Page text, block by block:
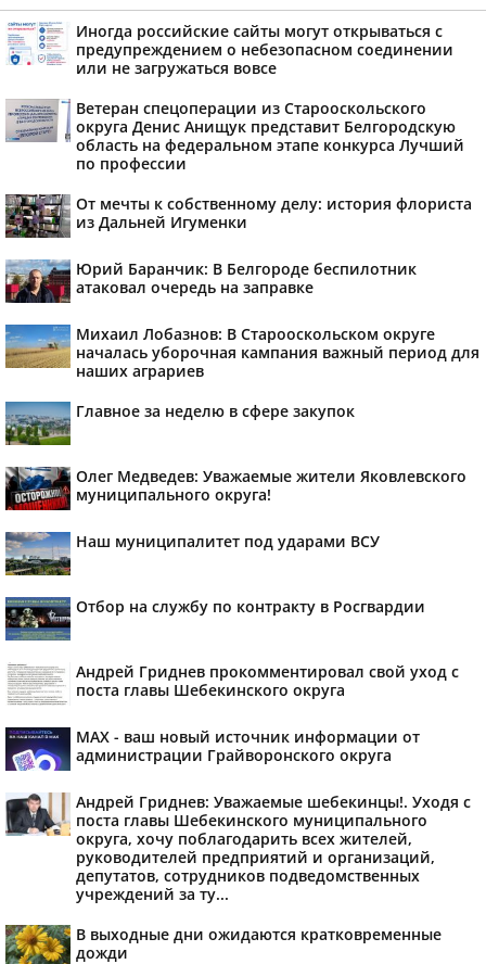
Иногда российские сайты могут открываться с
предупреждением о небезопасном соединении
или не загружаться вовсе
Ветеран спецоперации из Старооскольского
округа Денис Анищук представит Белгородскую
область на федеральном этапе конкурса Лучший
по профессии
От мечты к собственному делу: история флориста
из Дальней Игуменки
Юрий Баранчик: В Белгороде беспилотник
атаковал очередь на заправке
Михаил Лобазнов: В Старооскольском округе
началась уборочная кампания важный период для
наших аграриев
Главное за неделю в сфере закупок
Олег Медведев: Уважаемые жители Яковлевского
муниципального округа!
Наш муниципалитет под ударами ВСУ
Отбор на службу по контракту в Росгвардии
Андрей Гриднев прокомментировал свой уход с
поста главы Шебекинского округа
MAX - ваш новый источник информации от
администрации Грайворонского округа
Андрей Гриднев: Уважаемые шебекинцы!. Уходя с
поста главы Шебекинского муниципального
округа, хочу поблагодарить всех жителей,
руководителей предприятий и организаций,
депутатов, сотрудников подведомственных
учреждений за ту...
В выходные дни ожидаются кратковременные
дожди